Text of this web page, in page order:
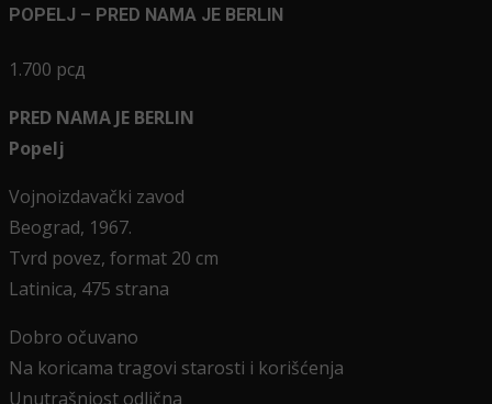
POPELJ – PRED NAMA JE BERLIN
1.700 рсд
PRED NAMA JE BERLIN
Popelj
Vojnoizdavački zavod
Beograd, 1967.
Tvrd povez, format 20 cm
Latinica, 475 strana
Dobro očuvano
Na koricama tragovi starosti i korišćenja
Unutrašnjost odlična